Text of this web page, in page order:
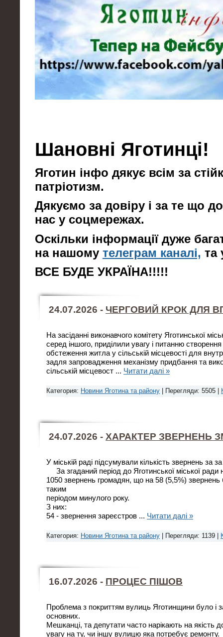
Шановні Яготинці!
Яготин інфо дякує всім за
патріотизм.
Дякуємо за довіру і за те що
нас у соцмережах.
Оскільки інформації дуже
на нашому телеграм каналі, та
ВСЕ БУДЕ УКРАЇНА!!!!!
24.07.2026 - ЧЕРГОВИЙ КРОК ДЛЯ
На засіданні виконавчого комітету Яготинської
серед іншого, приділили увагу і питанню створення
обстеження житла у сільській місцевості для
задля запровадження механізму придбання та
сільській місцевост ... Читати далі »
Категория: Новини Яготина та району | Перегляди: 5505 |
24.07.2026 - ХАРАКТЕР ЗВЕРНЕНЬ
У міській раді підсумували кількість звернень за
За згаданий період до Яготинської міської ради
1050 звернень громадян, що на 58 (5,5%) звернень
таким
періодом минулого року.
З них:
54 - звернення зареєстров ... Читати далі »
Категория: Новини Яготина та району | Перегляди: 1139 |
16.07.2026 - ПРОЦЕС ПІШОВ
Проблема з покриттям вулиць Яготинщини було і
основних.
Мешканці, та депутати часто нарікають на якість
увагу на ту, чи іншу вулицю яка потребує ремонту.